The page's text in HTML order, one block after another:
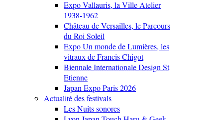
Expo Vallauris, la Ville Atelier
1938-1962
Château de Versailles, le Parcours
du Roi Soleil
Expo Un monde de Lumières, les
vitraux de Francis Chigot
Biennale Internationale Design St
Etienne
Japan Expo Paris 2026
Actualité des festivals
Les Nuits sonores